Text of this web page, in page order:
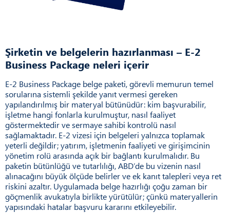
Şirketin ve belgelerin hazırlanması – E-2
Business Package neleri içerir
E-2 Business Package belge paketi, görevli memurun temel
sorularına sistemli şekilde yanıt vermesi gereken
yapılandırılmış bir materyal bütünüdür: kim başvurabilir,
işletme hangi fonlarla kurulmuştur, nasıl faaliyet
göstermektedir ve sermaye sahibi kontrolü nasıl
sağlamaktadır. E-2 vizesi için belgeleri yalnızca toplamak
yeterli değildir; yatırım, işletmenin faaliyeti ve girişimcinin
yönetim rolü arasında açık bir bağlantı kurulmalıdır. Bu
paketin bütünlüğü ve tutarlılığı, ABD’de bu vizenin nasıl
alınacağını büyük ölçüde belirler ve ek kanıt talepleri veya ret
riskini azaltır. Uygulamada belge hazırlığı çoğu zaman bir
göçmenlik avukatıyla birlikte yürütülür; çünkü materyallerin
yapısındaki hatalar başvuru kararını etkileyebilir.